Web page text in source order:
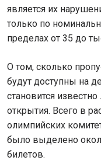
является их
только по
пределах от 35 до
О том, сколько
будут доступны на
становится
открытия. Всего в
олимпийских
было выделено
билетов.